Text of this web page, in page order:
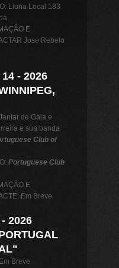
Liuna Local 183
E
Jose Rebelo
- 2026
de Gala e
e sua banda
Club of
Portuguese Club
E
Em Breve
2026
Breve